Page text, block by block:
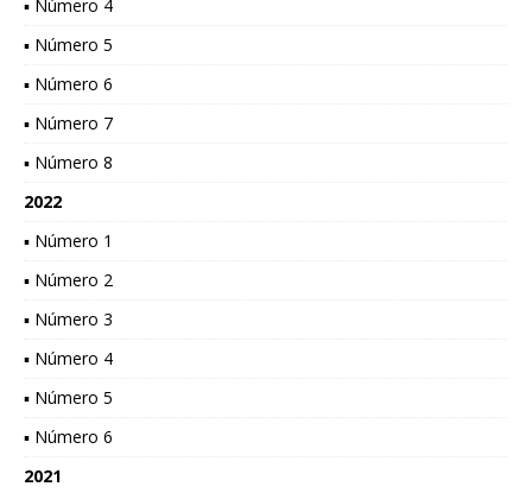
▪ Número 4
▪ Número 5
▪ Número 6
▪ Número 7
▪ Número 8
2022
▪ Número 1
▪ Número 2
▪ Número 3
▪ Número 4
▪ Número 5
▪ Número 6
2021